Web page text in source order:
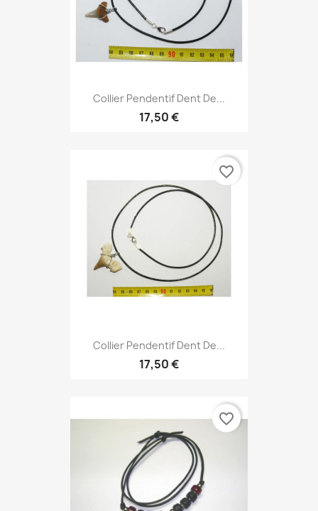
Collier Pendentif Dent De...
17,50 €
Collier Pendentif Dent De...
17,50 €
favorite_border
favorite_border